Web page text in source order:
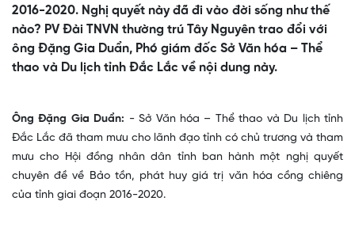
2016-2020. Nghị quyết này đã đi vào đời sống như thế
nào? PV Đài TNVN thường trú Tây Nguyên trao đổi với
ông Đặng Gia Duẩn, Phó giám đốc Sở Văn hóa – Thể
thao và Du lịch tỉnh Đắc Lắc về nội dung này.
Ông Đặng Gia Duẩn: - Sở Văn hóa – Thể thao và Du lịch tỉnh
Đắc Lắc đã tham mưu cho lãnh đạo tỉnh có chủ trương và tham
mưu cho Hội đồng nhân dân tỉnh ban hành một nghị quyết
chuyên đề về Bảo tồn, phát huy giá trị văn hóa cồng chiêng
của tỉnh giai đoạn 2016-2020.